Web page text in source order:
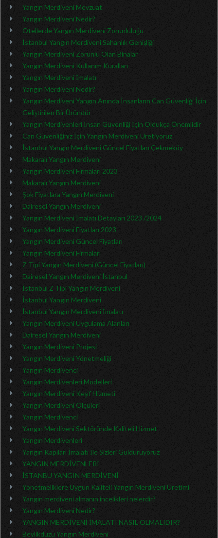
Yangın Merdiveni Mevzuat
Yangın Merdiveni Nedir?
Otellerde Yangın Merdiveni Zorunluluğu
İstanbul Yangın Merdiveni Sahanlık Genişliği
Yangın Merdiveni Zorunlu Olan Binalar
Yangın Merdiveni Kullanım Kuralları
Yangın Merdiveni İmalatı
Yangın Merdiveni Nedir?
Yangın Merdiveni Yangın Anında İnsanların Can Güvenliği İçin
Geliştirilen Bir Üründür
Yangın Merdivenleri İnsan Güvenliği İçin Oldukça Önemlidir
Can Güvenliğiniz İçin Yangın Merdiveni Üretiyoruz
İstanbul Yangın Merdiveni Güncel Fiyatları Çekmeköy
Makaralı Yangın Merdiveni
Yangın Merdiveni Firmaları 2023
Makaralı Yangın Merdiveni
Şok Fiyatlara Yangın Merdiveni
Dairesel Yangın Merdiveni
Yangın Merdiveni İmalatı Detayları 2023 /2024
Yangın Merdiveni Fiyatları 2023
Yangın Merdiveni Güncel Fiyatları
Yangın Merdiveni Firmaları
Z Tipi Yangın Merdiveni (Güncel Fiyatları)
Dairesel Yangın Merdiveni İstanbul
İstanbul Z Tipi Yangın Merdiveni
İstanbul Yangın Merdiveni
İstanbul Yangın Merdiveni İmalatı
Yangın Merdiveni Uygulama Alanları
Dairesel Yangın Merdiveni
Yangın Merdiveni Projesi
Yangın Merdiveni Yönetmeliği
Yangın Merdivenci
Yangın Merdivenleri Modelleri
Yangın Merdiveni Keşif Hizmeti
Yangın Merdiveni Ölçüleri
Yangın Merdivenci
Yangın Merdiveni Sektöründe Kaliteli Hizmet
Yangın Merdivenleri
Yangın Kapıları İmalatı İle Sizleri Güldürüyoruz
YANGIN MERDİVENLERİ
İSTANBU YANGIN MERDİVENİ
Yönetmeliklere Uygun Kaliteli Yangın Merdiveni Üretimi
Yangın merdiveni almanın incelikleri nelerdir?
Yangın Merdiveni Nedir?
YANGIN MERDİVENİ İMALATI NASIL OLMALIDIR?
Beylikdüzü Yangın Merdiveni